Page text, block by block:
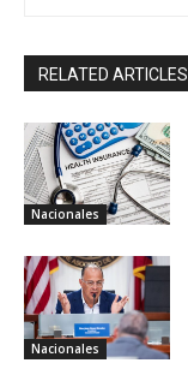
RELATED ARTICLES
Nacionales
Nacionales